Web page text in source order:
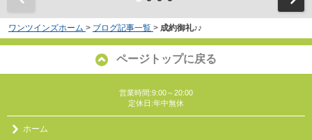
ワンツインズホーム > ブログ記事一覧 > 成約御礼♪♪
ページトップに戻る
営業時間:9:00～20:00
定休日:年中無休
ホーム